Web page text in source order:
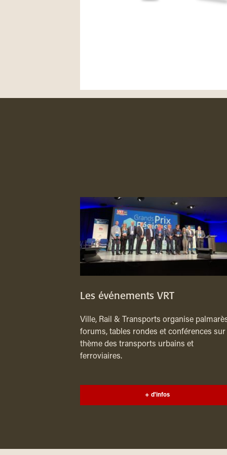
Les événements VRT
Ville, Rail & Transports organise
forums, tables rondes et conférences sur
thème des transports urbains et
ferroviaires.
+ d'infos